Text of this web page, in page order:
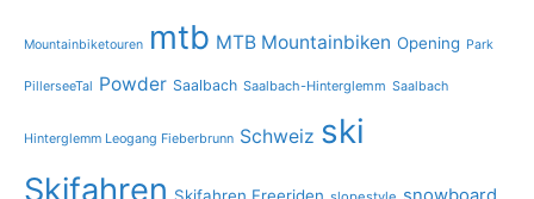
Mountainbiketouren mtb MTB Mountainbiken Opening Park
PillerseeTal Powder Saalbach Saalbach-Hinterglemm Saalbach
Hinterglemm Leogang Fieberbrunn Schweiz ski
Skifahren